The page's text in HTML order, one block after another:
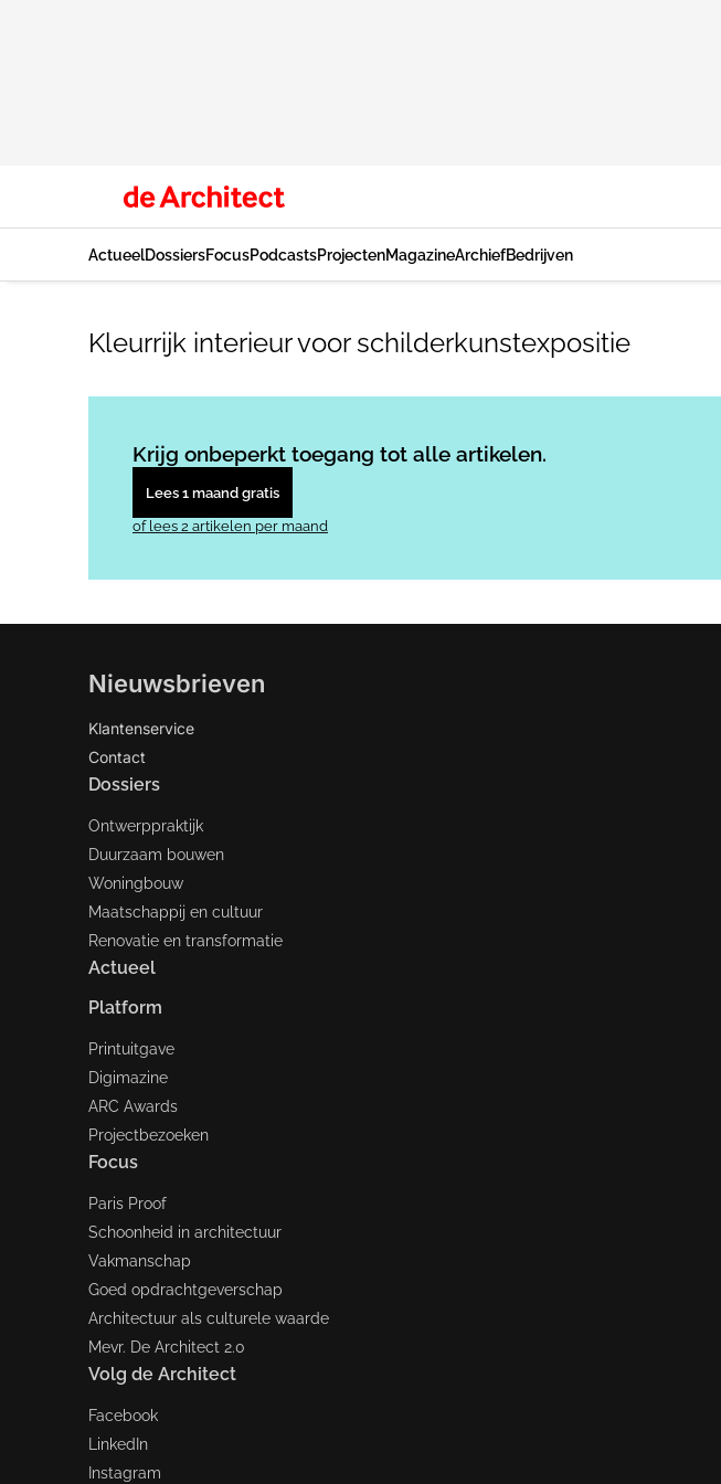
ActueelDossiersFocusPodcastsProjectenMagazineArchiefBedrijven
Kleurrijk interieur voor schilderkunstexpositie
Krijg onbeperkt toegang tot alle artikelen.
Lees 1 maand gratis
of lees 2 artikelen per maand
Nieuwsbrieven
Klantenservice
Contact
Dossiers
Ontwerppraktijk
Duurzaam bouwen
Woningbouw
Maatschappij en cultuur
Renovatie en transformatie
Actueel
Platform
Printuitgave
Digimazine
ARC Awards
Projectbezoeken
Focus
Paris Proof
Schoonheid in architectuur
Vakmanschap
Goed opdrachtgeverschap
Architectuur als culturele waarde
Mevr. De Architect 2.0
Volg de Architect
Facebook
LinkedIn
Instagram